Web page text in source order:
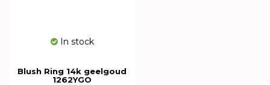
In stock
Blush Ring 14k geelgoud
1262YGO